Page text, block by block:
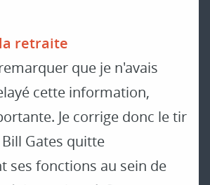
retraite
que je n'avais
cette information,
Je corrige donc le tir
Gates quitte
ses fonctions au sein de